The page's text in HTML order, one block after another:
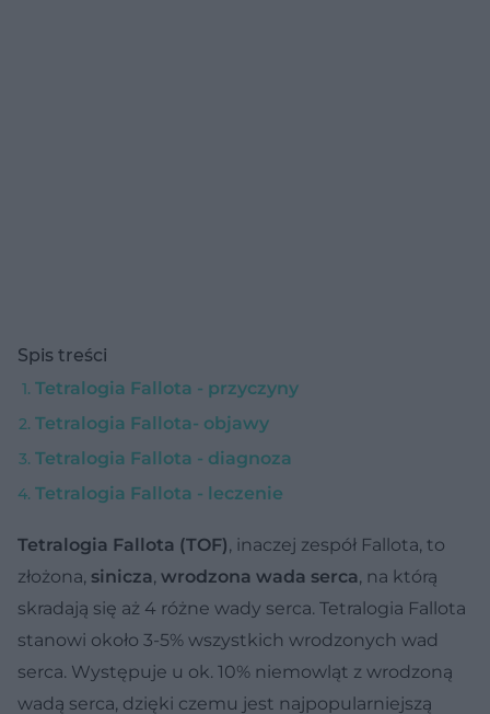
Spis treści
Tetralogia Fallota - przyczyny
Tetralogia Fallota- objawy
Tetralogia Fallota - diagnoza
Tetralogia Fallota - leczenie
Tetralogia Fallota (TOF), inaczej zespół Fallota, to
złożona, sinicza, wrodzona wada serca, na którą
skradają się aż 4 różne wady serca. Tetralogia Fallota
stanowi około 3-5% wszystkich wrodzonych wad
serca. Występuje u ok. 10% niemowląt z wrodzoną
wadą serca, dzięki czemu jest najpopularniejszą